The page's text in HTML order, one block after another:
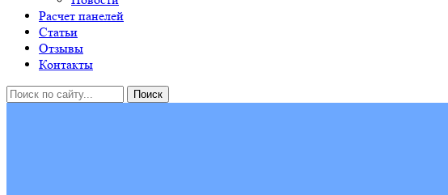
Расчет панелей
Статьи
Отзывы
Контакты